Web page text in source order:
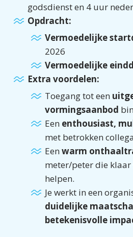
godsdienst en 4 uur
Opdracht:
Vermoedelijke
2026
Vermoedelijke
Extra voordelen:
Toegang tot een
vormingsaanbod
Een enthousiast,
met betrokken
Eenwarm
meter/peter die klaar
helpen.
Je werkt in een
duidelijke
betekenisvolle